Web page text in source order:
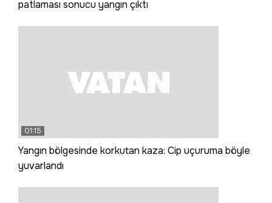
patlaması sonucu yangın çıktı
01:15
Yangın bölgesinde korkutan kaza: Cip uçuruma böyle
yuvarlandı